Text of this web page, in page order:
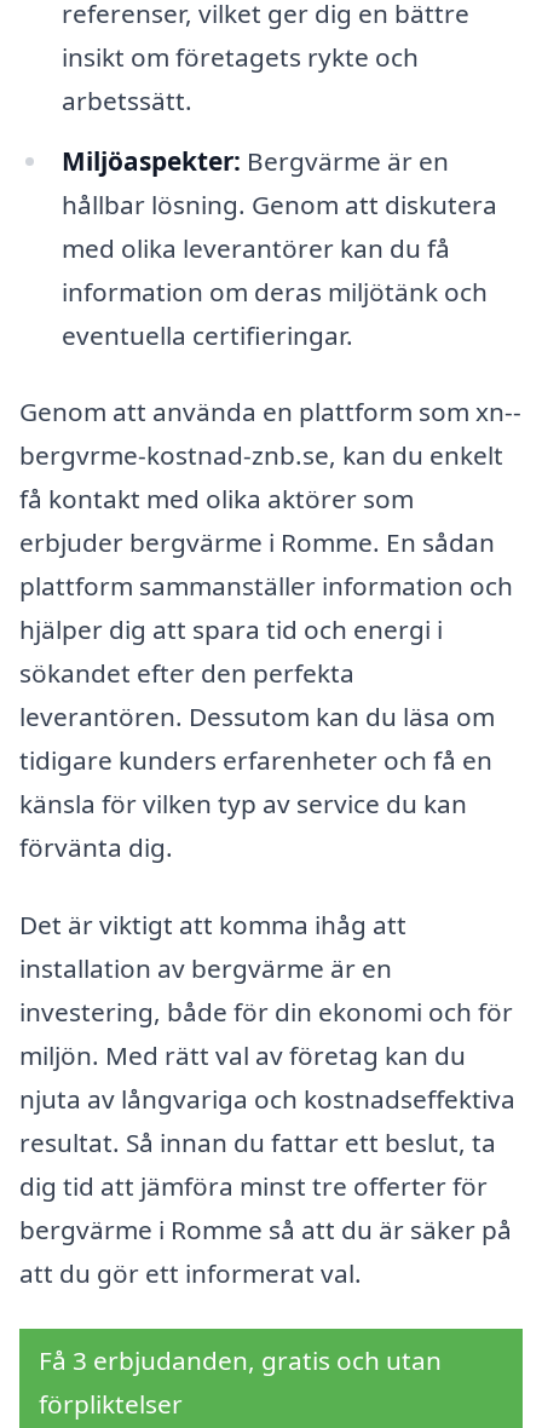
referenser, vilket ger dig en bättre
insikt om företagets rykte och
arbetssätt.
Miljöaspekter: Bergvärme är en
hållbar lösning. Genom att diskutera
med olika leverantörer kan du få
information om deras miljötänk och
eventuella certifieringar.
Genom att använda en plattform som xn--
bergvrme-kostnad-znb.se, kan du enkelt
få kontakt med olika aktörer som
erbjuder bergvärme i Romme. En sådan
plattform sammanställer information och
hjälper dig att spara tid och energi i
sökandet efter den perfekta
leverantören. Dessutom kan du läsa om
tidigare kunders erfarenheter och få en
känsla för vilken typ av service du kan
förvänta dig.
Det är viktigt att komma ihåg att
installation av bergvärme är en
investering, både för din ekonomi och för
miljön. Med rätt val av företag kan du
njuta av långvariga och kostnadseffektiva
resultat. Så innan du fattar ett beslut, ta
dig tid att jämföra minst tre offerter för
bergvärme i Romme så att du är säker på
att du gör ett informerat val.
Få 3 erbjudanden, gratis och utan
förpliktelser